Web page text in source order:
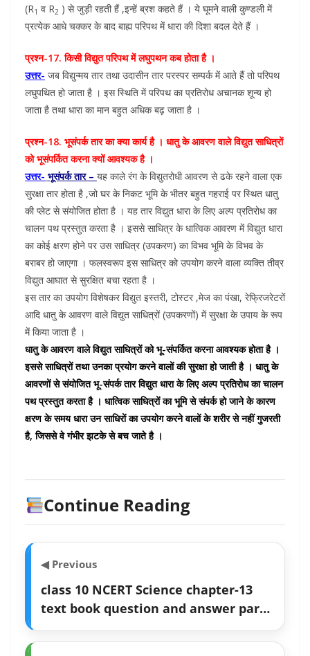
(R1 व R2 ) से जुड़ी रहती हैं ,इन्हें ब्रश कहते हैं । ये घूमने वाली कुण्डली में
प्रत्येक आधे चक्कर के बाद बाह्य परिपथ में धारा की दिशा बदल देते हैं ।
प्रश्न-17. किसी विद्युत परिपथ में लघुपथन कब होता है ।
उत्तर- जब विद्युन्मय तार तथा उदासीन तार परस्पर सम्पर्क में आते हैं तो परिपथ
लघुपथित हो जाता है । इस स्थिति में परिपथ का प्रतिरोध अचानक शून्य हो
जाता है तथा धारा का मान बहुत अधिक बढ़ जाता है ।
प्रश्न-18. भूसंपर्क तार का क्या कार्य है । धातु के आवरण वाले विद्युत साधित्रों
को भूसंपर्कित करना क्यों आवश्यक है ।
उत्तर- भूसंपर्क तार – यह काले रंग के विद्युतरोधी आवरण से ढके रहने वाला एक
सुरक्षा तार होता है ,जो घर के निकट भूमि के भीतर बहुत गहराई पर स्थित धातु
की प्लेट से संयोजित होता है । यह तार विद्युत धारा के लिए अल्प प्रतिरोध का
चालन पथ प्रस्तुत करता है । इससे साधित्र के धात्विक आवरण में विद्युत धारा
का कोई क्षरण होने पर उस साधित्र (उपकरण) का विभव भूमि के विभव के
बराबर हो जाएगा । फलस्वरूप इस साधित्र को उपयोग करने वाला व्यक्ति तीव्र
विद्युत आघात से सुरक्षित बचा रहता है ।
इस तार का उपयोग विशेषकर विद्युत इस्तरी, टोस्टर ,मेज का पंखा, रेफ्रिजरेटरों
आदि धातु के आवरण वाले विद्युत साधित्रों (उपकरणों) में सुरक्षा के उपाय के रूप
में किया जाता है ।
धातु के आवरण वाले विद्युत साधित्रों को भू-संपर्कित करना आवश्यक होता है ।
इससे साधित्रों तथा उनका प्रयोग करने वालों की सुरक्षा हो जाती है । धातु के
आवरणों से संयोजित भू-संपर्क तार विद्युत धारा के लिए अल्प प्रतिरोध का चालन
पथ प्रस्तुत करता है । धात्विक साधित्रों का भूमि से संपर्क हो जाने के कारण
क्षरण के समय धारा उन साधिरों का उपयोग करने वालों के शरीर से नहीं गुजरती
है, जिससे वे गंभीर झटके से बच जाते है ।
Continue Reading
◀ Previous
class 10 NCERT Science chapter-13
text book question and answer part-
1//Magnetic Effects of Electric
Current